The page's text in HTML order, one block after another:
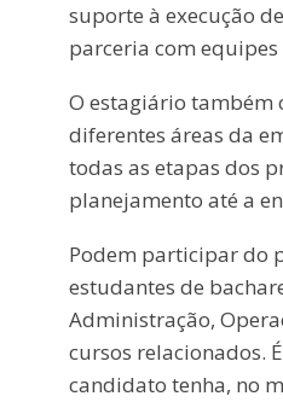
suporte à execução
parceria com
O estagiário também
diferentes áreas da
todas as etapas dos
planejamento até a
Podem participar do
estudantes de
Administração,
cursos relacionados.
candidato tenha, no